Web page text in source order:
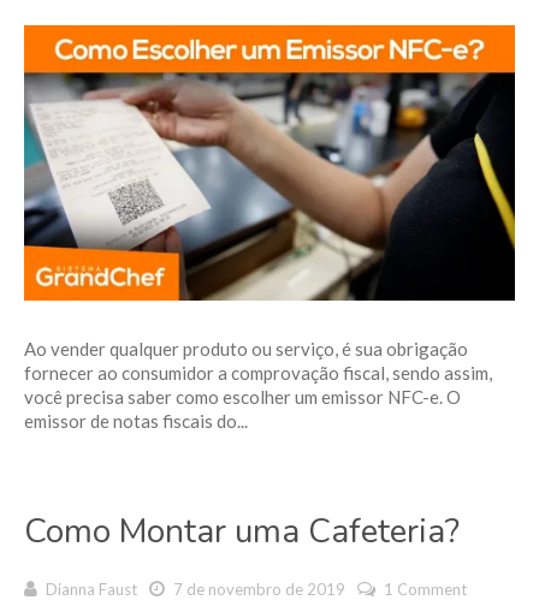
Ao vender qualquer produto ou serviço, é sua obrigação
fornecer ao consumidor a comprovação fiscal, sendo assim,
você precisa saber como escolher um emissor NFC-e. O
emissor de notas fiscais do...
Como Montar uma Cafeteria?
Dianna Faust 7 de novembro de 2019 1 Comment